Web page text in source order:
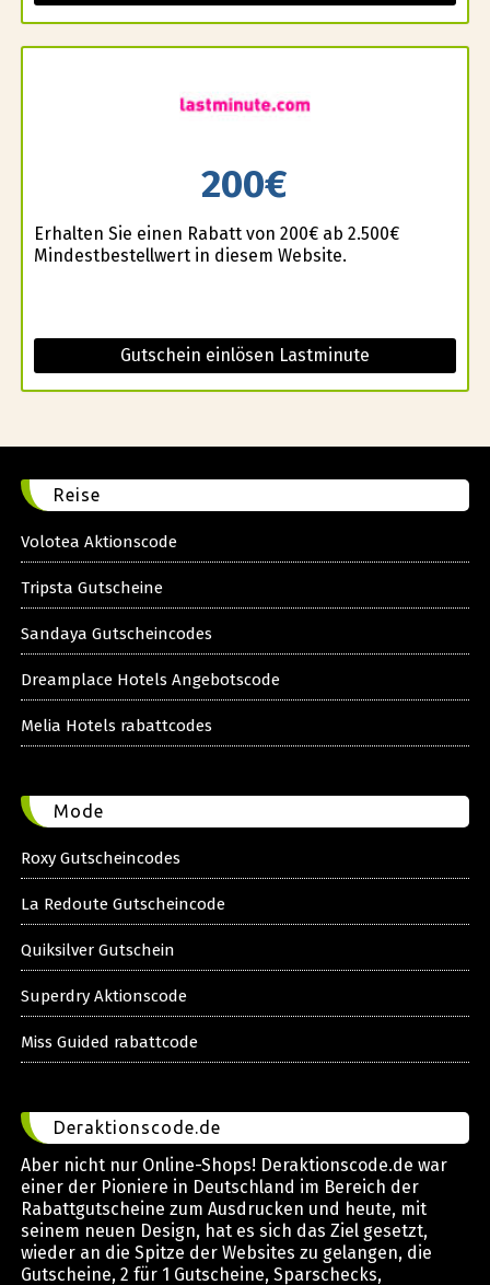
200€
Erhalten Sie einen Rabatt von 200€ ab 2.500€
Mindestbestellwert in diesem Website.
Gutschein einlösen Lastminute
Reise
Volotea Aktionscode
Tripsta Gutscheine
Sandaya Gutscheincodes
Dreamplace Hotels Angebotscode
Melia Hotels rabattcodes
Mode
Roxy Gutscheincodes
La Redoute Gutscheincode
Quiksilver Gutschein
Superdry Aktionscode
Miss Guided rabattcode
Deraktionscode.de
Aber nicht nur Online-Shops! Deraktionscode.de war
einer der Pioniere in Deutschland im Bereich der
Rabattgutscheine zum Ausdrucken und heute, mit
seinem neuen Design, hat es sich das Ziel gesetzt,
wieder an die Spitze der Websites zu gelangen, die
Gutscheine, 2 für 1 Gutscheine, Sparschecks,